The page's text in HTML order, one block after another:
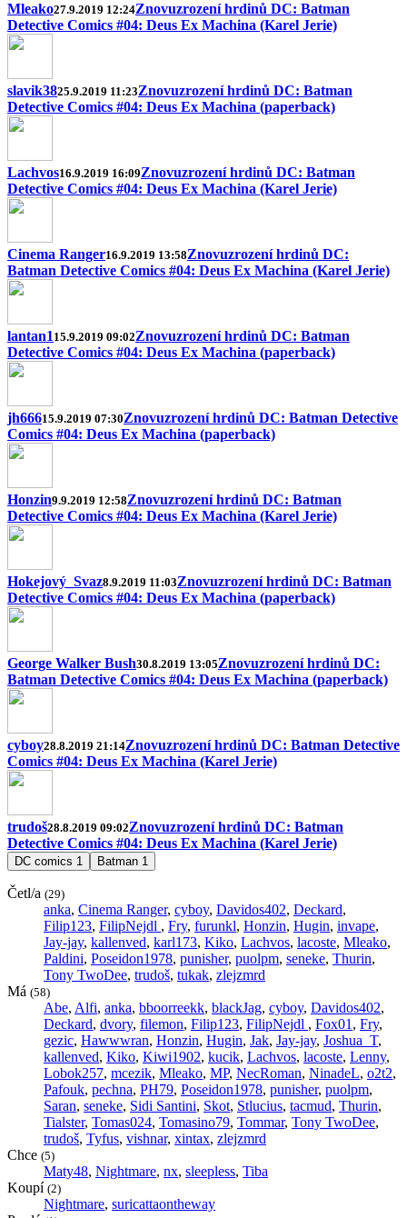
Mleako27.9.2019 12:24Znovuzrození hrdinů DC: Batman
Detective Comics #04: Deus Ex Machina (Karel Jerie)
slavik3825.9.2019 11:23Znovuzrození hrdinů DC: Batman
Detective Comics #04: Deus Ex Machina (paperback)
Lachvos16.9.2019 16:09Znovuzrození hrdinů DC: Batman
Detective Comics #04: Deus Ex Machina (Karel Jerie)
Cinema Ranger16.9.2019 13:58Znovuzrození hrdinů DC:
Batman Detective Comics #04: Deus Ex Machina (Karel Jerie)
lantan1 15.9.2019 09:02Znovuzrození hrdinů DC: Batman
Detective Comics #04: Deus Ex Machina (paperback)
jh66615.9.2019 07:30Znovuzrození hrdinů DC: Batman Detective
Comics #04: Deus Ex Machina (paperback)
Honzin9.9.2019 12:58Znovuzrození hrdinů DC: Batman
Detective Comics #04: Deus Ex Machina (Karel Jerie)
Hokejový_Svaz8.9.2019 11:03Znovuzrození hrdinů DC: Batman
Detective Comics #04: Deus Ex Machina (paperback)
George Walker Bush30.8.2019 13:05Znovuzrození hrdinů DC:
Batman Detective Comics #04: Deus Ex Machina (paperback)
cyboy28.8.2019 21:14Znovuzrození hrdinů DC: Batman Detective
Comics #04: Deus Ex Machina (Karel Jerie)
trudoš28.8.2019 09:02Znovuzrození hrdinů DC: Batman
Detective Comics #04: Deus Ex Machina (Karel Jerie)
DC comics 1 Batman 1
Četl/a (29)
anka, Cinema Ranger, cyboy, Davidos402, Deckard,
Filip123, FilipNejdl , Fry, furunkl, Honzin, Hugin, invape,
Jay-jay, kallenved, karl173, Kiko, Lachvos, lacoste, Mleako,
Paldini, Poseidon1978, punisher, puolpm, seneke, Thurin,
Tony TwoDee, trudoš, tukak, zlejzmrd
Má (58)
Abe, Alfi, anka, bboorreekk, blackJag, cyboy, Davidos402,
Deckard, dvory, filemon, Filip123, FilipNejdl , Fox01 , Fry,
gezic, Hawwwran, Honzin, Hugin, Jak, Jay-jay, Joshua_T,
kallenved, Kiko, Kiwi1902, kucik, Lachvos, lacoste, Lenny,
Lobok257, mcezik, Mleako, MP, NecRoman, NinadeL, o2t2,
Pafouk, pechna, PH79, Poseidon1978, punisher, puolpm,
Saran, seneke, Sidi Santini, Skot, Stlucius, tacmud, Thurin,
Tialster, Tomas024, Tomasino79, Tommar, Tony TwoDee,
trudoš, Tyfus, vishnar, xintax, zlejzmrd
Chce (5)
Maty48, Nightmare, nx, sleepless, Tiba
Koupí (2)
Nightmare, suricattaontheway